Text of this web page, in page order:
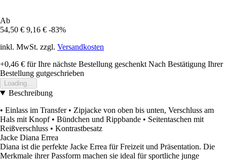
Ab
54,50 € 9,16 € -83%
inkl. MwSt. zzgl. Versandkosten
+0,46 € für Ihre nächste Bestellung geschenkt Nach Bestätigung Ihrer
Bestellung gutgeschrieben
Loading...
Beschreibung
• Einlass im Transfer • Zipjacke von oben bis unten, Verschluss am
Hals mit Knopf • Bündchen und Rippbande • Seitentaschen mit
Reißverschluss • Kontrastbesatz
Jacke Diana Errea
Diana ist die perfekte Jacke Errea für Freizeit und Präsentation. Die
Merkmale ihrer Passform machen sie ideal für sportliche junge